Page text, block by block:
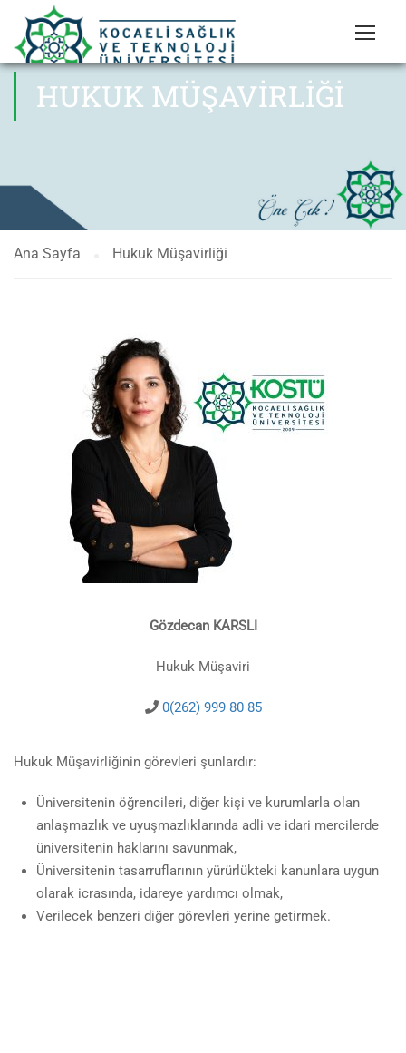
HUKUK MÜŞAVIRLIĞI
Ana Sayfa Hukuk Müşavirliği
Gözdecan KARSLI
Hukuk Müşaviri
0(262) 999 80 85
Hukuk Müşavirliğinin görevleri şunlardır:
Üniversitenin öğrencileri, diğer kişi ve kurumlarla olan
anlaşmazlık ve uyuşmazlıklarında adli ve idari mercilerde
üniversitenin haklarını savunmak,
Üniversitenin tasarruflarının yürürlükteki kanunlara uygun
olarak icrasında, idareye yardımcı olmak,
Verilecek benzeri diğer görevleri yerine getirmek.